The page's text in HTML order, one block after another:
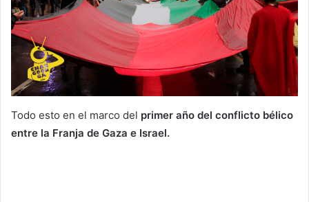
Todo esto en el marco del primer año del conflicto bélico
entre la Franja de Gaza e Israel.